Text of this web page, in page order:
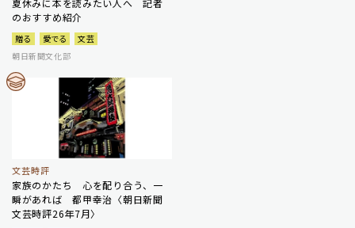
夏休みに本を読みたい人へ 記者
のおすすめ紹介
贈る 愛でる
文芸
朝日新聞文化部
文芸時評
家族のかたち 心を配り合う、一
瞬があれば 都甲幸治〈朝日新聞
文芸時評26年7月〉